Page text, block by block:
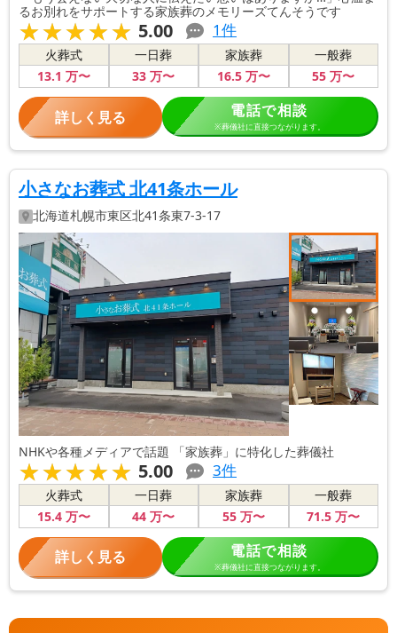
るお別れをサポートする家族葬のメモリーズてんそうです
★★★★★
★★★★★ 5.00 1件
火葬式
13.1 万〜
一日葬
33 万〜
家族葬
16.5万〜
一般葬
55 万〜
詳しく見る 電話で相談
※葬儀社に直接つながります。
小さなお葬式 北41条ホール
北海道札幌市東区北41条東7-3-17
NHKや各種メディアで話題 「家族葬」に特化した葬儀社
★★★★★
★★★★★ 5.00 3件
火葬式
15.4万〜
一日葬
44 万〜
家族葬
55万〜
一般葬
71.5 万〜
詳しく見る 電話で相談
※葬儀社に直接つながります。